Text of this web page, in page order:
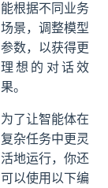
能根据不同业务
场景，调整模型
参数，以获得更
理想的对话效
果。
为了让智能体在
复杂任务中更灵
活地运行，你还
可以使用以下编